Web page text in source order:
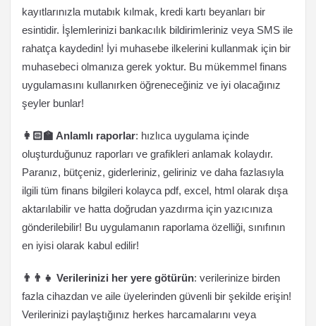
kayıtlarınızla mutabık kılmak, kredi kartı beyanları bir
esintidir. İşlemlerinizi bankacılık bildirimleriniz veya SMS ile
rahatça kaydedin! İyi muhasebe ilkelerini kullanmak için bir
muhasebeci olmanıza gerek yoktur. Bu mükemmel finans
uygulamasını kullanırken öğreneceğiniz ve iyi olacağınız
şeyler bunlar!
👩🏻‍🏫 Anlamlı raporlar: hızlıca uygulama içinde
oluşturduğunuz raporları ve grafikleri anlamak kolaydır.
Paranız, bütçeniz, giderleriniz, geliriniz ve daha fazlasıyla
ilgili tüm finans bilgileri kolayca pdf, excel, html olarak dışa
aktarılabilir ve hatta doğrudan yazdırma için yazıcınıza
gönderilebilir! Bu uygulamanın raporlama özelliği, sınıfının
en iyisi olarak kabul edilir!
👨‍👨‍👧 Verilerinizi her yere götürün: verilerinize birden
fazla cihazdan ve aile üyelerinden güvenli bir şekilde erişin!
Verilerinizi paylaştığınız herkes harcamalarını veya